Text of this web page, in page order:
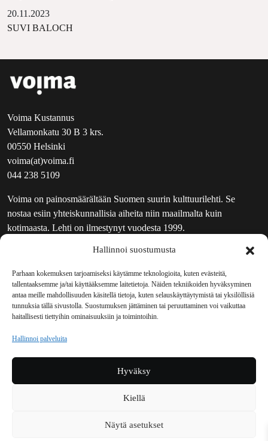
Hallinnoi suostumusta
Parhaan kokemuksen tarjoamiseksi käytämme teknologioita, kuten evästeitä,
tallentaaksemme ja/tai käyttääksemme laitetietoja. Näiden tekniikoiden hyväksyminen
antaa meille mahdollisuuden käsitellä tietoja, kuten selauskäyttäytymistä tai yksilöllisiä
tunnuksia tällä sivustolla. Suostumuksen jättäminen tai peruuttaminen voi vaikuttaa
haitallisesti tiettyihin ominaisuuksiin ja toimintoihin.
Hallinnoi palveluita
Hyväksy
Kiellä
Näytä asetukset
20.11.2023
SUVI BALOCH
Voima Kustannus
Vellamonkatu 30 B 3 krs.
00550 Helsinki
voima(at)voima.fi
044 238 5109
Voima on painosmäärältään Suomen suurin kulttuurilehti. Se
nostaa esiin yhteiskunnallisia aiheita niin maailmalta kuin
kotimaasta. Lehti on ilmestynyt vuodesta 1999.
UUTISKIRJE
MAINOSTAJILLE
VASTAMAINOKSET
JAKELUPAIKAT
REKISTERISELOSTE
TILAUKSEN PERUUTUSPYYNTÖ
TILAUSOHJEET JA -EHDOT